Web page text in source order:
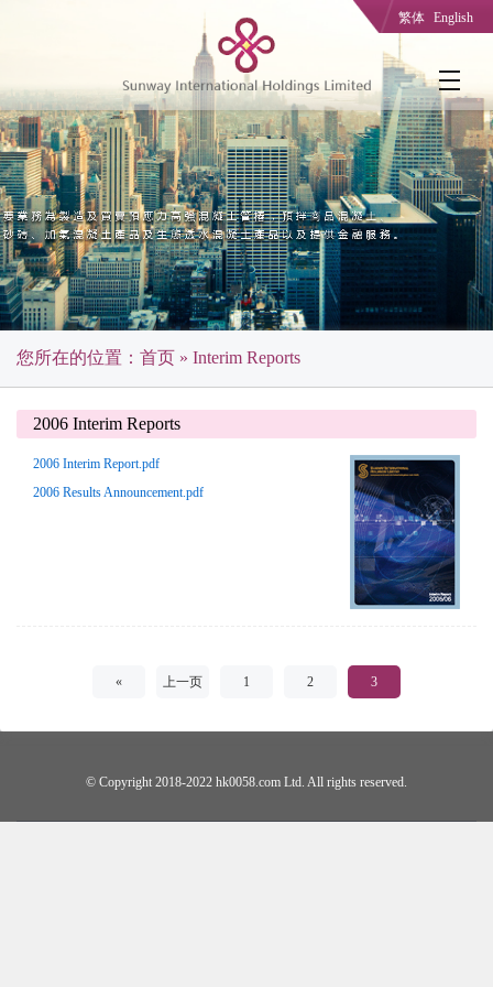
繁体 English
您所在的位置： 首页 » Interim Reports
2006 Interim Reports
2006 Interim Report.pdf
2006 Results Announcement.pdf
« 上一页 1 2 3
© Copyright 2018-2022 hk0058.com Ltd. All rights reserved.